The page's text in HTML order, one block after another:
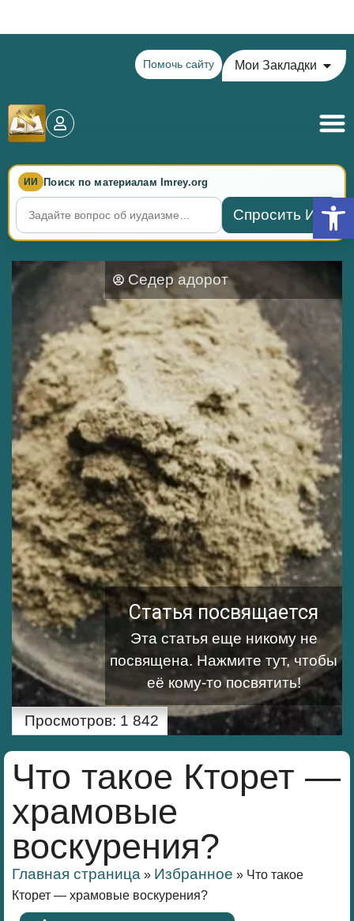
Помочь сайту Мои Закладки
ИИ Поиск по материалам Imrey.org
Спросить ИИ
Седер адорот
Статья посвящается
Эта статья еще никому не
посвящена. Нажмите тут, чтобы
её кому-то посвятить!
Просмотров: 1 842
Что такое Кторет —
храмовые
воскурения?
Главная страница » Избранное » Что такое
Кторет — храмовые воскурения?